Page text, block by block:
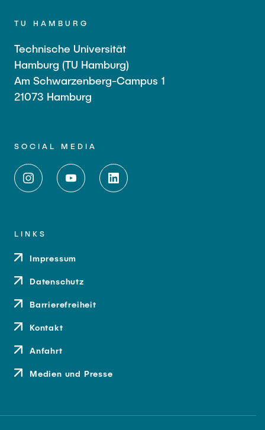
TU HAMBURG
Technische Universität
Hamburg (TU Hamburg)
Am Schwarzenberg-Campus 1
21073 Hamburg
SOCIAL MEDIA
LINKS
Impressum
Datenschutz
Barrierefreiheit
Kontakt
Anfahrt
Medien und Presse